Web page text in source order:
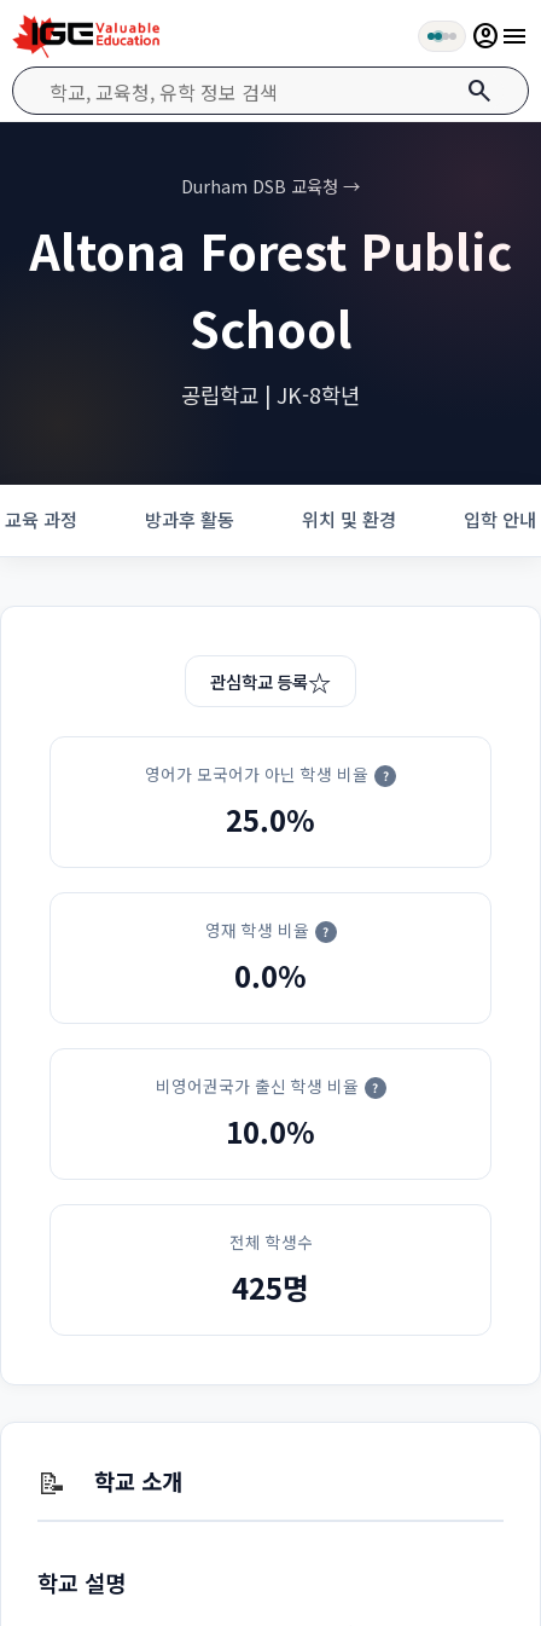
search
account_circlemenu
Durham DSB 교육청 →
Altona Forest Public
School
공립학교 | JK-8학년
교육 과정 방과후 활동 위치 및 환경 입학 안내
관심학교 등록☆
영어가 모국어가 아닌 학생 비율 ?
25.0%
영재 학생 비율 ?
0.0%
비영어권국가 출신 학생 비율 ?
10.0%
전체 학생수
425명
📝 학교 소개
학교 설명